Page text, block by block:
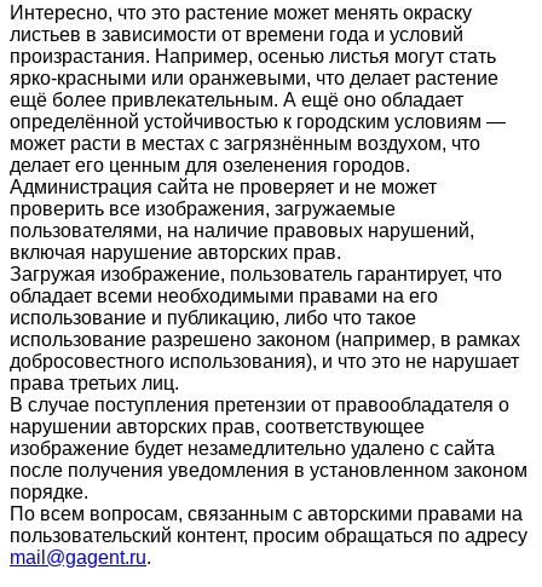
Интересно, что это растение может менять окраску
листьев в зависимости от времени года и условий
произрастания. Например, осенью листья могут стать
ярко-красными или оранжевыми, что делает растение
ещё более привлекательным. А ещё оно обладает
определённой устойчивостью к городским условиям —
может расти в местах с загрязнённым воздухом, что
делает его ценным для озеленения городов.
Администрация сайта не проверяет и не может
проверить все изображения, загружаемые
пользователями, на наличие правовых нарушений,
включая нарушение авторских прав.
Загружая изображение, пользователь гарантирует, что
обладает всеми необходимыми правами на его
использование и публикацию, либо что такое
использование разрешено законом (например, в рамках
добросовестного использования), и что это не нарушает
права третьих лиц.
В случае поступления претензии от правообладателя о
нарушении авторских прав, соответствующее
изображение будет незамедлительно удалено с сайта
после получения уведомления в установленном законом
порядке.
По всем вопросам, связанным с авторскими правами на
пользовательский контент, просим обращаться по адресу
mail@gagent.ru.